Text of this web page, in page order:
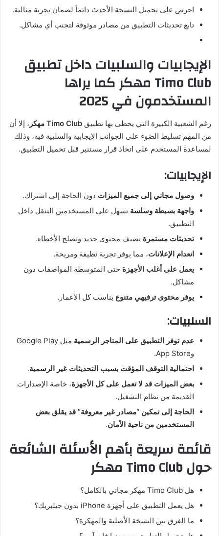
احرص على تحميل النسخة الأحدث دائماً لضمان تجربة مثالية.
تابع تحديثات التطبيق من مصادر موثوقة لتجنب أي مشاكل.
الإيجابيات والسلبيات داخل تطبيق
Timo Club مهكر كما يراها
المستخدمون في 2025
رغم الشعبية الكبيرة التي يحظى بها تطبيق Timo Club مهكر
، إلا أن
من المهم تسليط الضوء على الجوانب الإيجابية والسلبية فيه، وذلك
لمساعدة المستخدم على اتخاذ قرار مستنير قبل تحميل التطبيق.
الإيجابيات:
وصول مجاني إلى جميع الميزات دون الحاجة إلى اشتراك.
واجهة بسيطة وسلسة تسهل على المستخدمين التنقل داخل
التطبيق.
تحديثات مستمرة تضيف محتوى جديد وتصلح الأخطاء.
انعدام الإعلانات، مما يوفر تجربة نظيفة ومريحة.
يعمل على أغلب الأجهزة حتى المتوسطة المواصفات دون
مشاكل.
يوفر محتوى ترفيهي متنوع يناسب كل الأعمار.
السلبيات:
عدم توفر التطبيق على المتاجر الرسمية
مثل Google Play
وApp Store.
احتمالية التوقف المؤقت بسبب التحديثات غير الرسمية.
بعض الميزات قد لا تعمل على كل الأجهزة، خاصة الإصدارات
القديمة من نظام التشغيل.
الحاجة إلى تمكين “مصادر غير معروفة” قد يقلق بعض
المستخدمين من ناحية الأمان.
قائمة سريعة بأهم الأسئلة الشائعة
حول Timo Club مهكر
هل Timo Club مهكر مجاني بالكامل؟
هل يعمل التطبيق على أجهزة iPhone بدون جيلبريك؟
ما الفرق بين النسخة الأصلية والمهكرة؟